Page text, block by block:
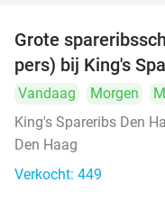
Grote
pers) bij King's
Vandaag Morgen
King's Spareribs Den
Den Haag
Verkocht: 449